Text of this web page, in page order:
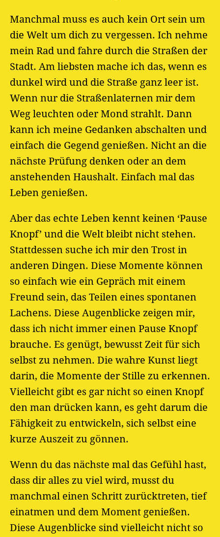
Manchmal muss es auch kein Ort sein um
die Welt um dich zu vergessen. Ich nehme
mein Rad und fahre durch die Straßen der
Stadt. Am liebsten mache ich das, wenn es
dunkel wird und die Straße ganz leer ist.
Wenn nur die Straßenlaternen mir dem
Weg leuchten oder Mond strahlt. Dann
kann ich meine Gedanken abschalten und
einfach die Gegend genießen. Nicht an die
nächste Prüfung denken oder an dem
anstehenden Haushalt. Einfach mal das
Leben genießen.
Aber das echte Leben kennt keinen ‘Pause
Knopf’ und die Welt bleibt nicht stehen.
Stattdessen suche ich mir den Trost in
anderen Dingen. Diese Momente können
so einfach wie ein Gepräch mit einem
Freund sein, das Teilen eines spontanen
Lachens. Diese Augenblicke zeigen mir,
dass ich nicht immer einen Pause Knopf
brauche. Es genügt, bewusst Zeit für sich
selbst zu nehmen. Die wahre Kunst liegt
darin, die Momente der Stille zu erkennen.
Vielleicht gibt es gar nicht so einen Knopf
den man drücken kann, es geht darum die
Fähigkeit zu entwickeln, sich selbst eine
kurze Auszeit zu gönnen.
Wenn du das nächste mal das Gefühl hast,
dass dir alles zu viel wird, musst du
manchmal einen Schritt zurücktreten, tief
einatmen und dem Moment genießen.
Diese Augenblicke sind vielleicht nicht so